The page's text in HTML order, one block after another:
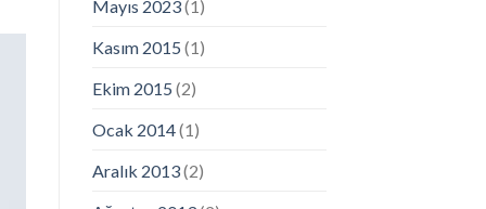
Mayıs 2023(1)
Kasım 2015 (1)
Ekim 2015 (2)
Ocak 2014(1)
Aralık 2013(2)